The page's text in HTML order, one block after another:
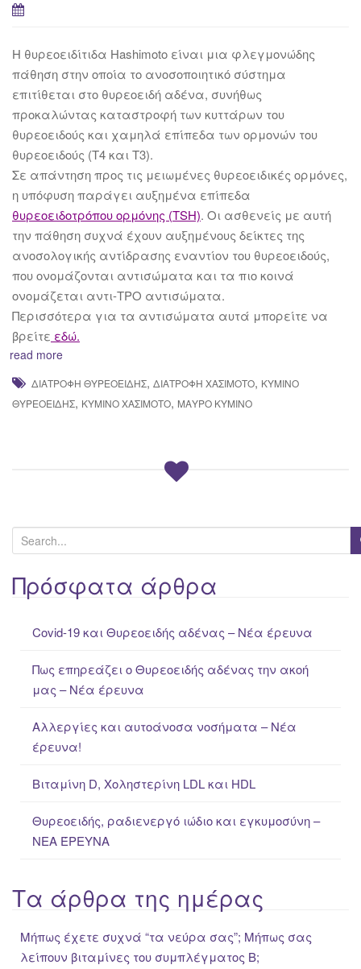
Η θυρεοειδίτιδα Hashimoto είναι μια φλεγμονώδης
πάθηση στην οποία το ανοσοποιητικό σύστημα
επιτίθεται στο θυρεοειδή αδένα, συνήθως
προκαλώντας καταστροφή των κυττάρων του
θυρεοειδούς και χαμηλά επίπεδα των ορμονών του
θυρεοειδούς (Τ4 και Τ3).
Σε απάντηση προς τις μειωμένες θυρεοειδικές ορμόνες,
η υπόφυση παράγει αυξημένα επίπεδα
θυρεοειδοτρόπου ορμόνης (TSH). Οι ασθενείς με αυτή
την πάθηση συχνά έχουν αυξημένους δείκτες της
ανοσολογικής αντίδρασης εναντίον του θυρεοειδούς,
που ονομάζονται αντισώματα και τα πιο κοινά
ονομάζεται αντι-TPO αντισώματα.
Περισσότερα για τα αντισώματα αυτά μπορείτε να
βρείτε εδώ.
read more
ΔΙΑΤΡΟΦΉ ΘΥΡΕΟΕΙΔΉΣ, ΔΙΑΤΡΟΦΉ ΧΑΣΙΜΌΤΟ, ΚΎΜΙΝΟ
ΘΥΡΕΟΕΙΔΉΣ, ΚΎΜΙΝΟ ΧΑΣΙΜΌΤΟ, ΜΑΎΡΟ ΚΎΜΙΝΟ
e
a
rΠρόσφατα άρθρα
Covid-19 και Θυρεοειδής αδένας – Νέα έρευνα
Πως επηρεάζει ο Θυρεοειδής αδένας την ακοή
μας – Νέα έρευνα
Αλλεργίες και αυτοάνοσα νοσήματα – Νέα
έρευνα!
Βιταμίνη D, Χοληστερίνη LDL και HDL
Θυρεοειδής, ραδιενεργό ιώδιο και εγκυμοσύνη –
ΝΕΑ ΈΡΕΥΝΑ
Τα άρθρα της ημέρας
Μήπως έχετε συχνά “τα νεύρα σας”; Μήπως σας
λείπουν βιταμίνες του συμπλέγματος Β;